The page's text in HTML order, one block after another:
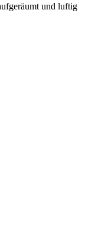
und luftig